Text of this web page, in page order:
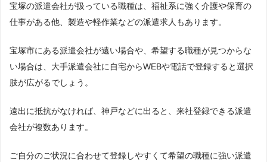
宝塚の派遣会社が扱っている職種は、福祉系に強く介護や保育の
仕事がある他、製造や軽作業などの派遣求人もあります。
宝塚市にある派遣会社が遠い場合や、希望する職種が見つからな
い場合は、大手派遣会社に自宅からWEBや電話で登録すると選択
肢が広がるでしょう。
遠出に抵抗がなければ、神戸などに出ると、来社登録できる派遣
会社が複数あります。
ご自分のご状況に合わせて登録しやすくて希望の職種に強い派遣